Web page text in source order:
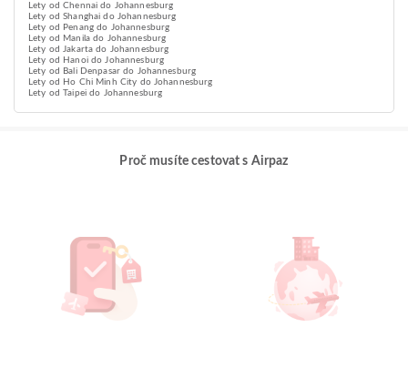
Lety od Chennai do Johannesburg
Lety od Shanghai do Johannesburg
Lety od Penang do Johannesburg
Lety od Manila do Johannesburg
Lety od Jakarta do Johannesburg
Lety od Hanoi do Johannesburg
Lety od Bali Denpasar do Johannesburg
Lety od Ho Chi Minh City do Johannesburg
Lety od Taipei do Johannesburg
Proč musíte cestovat s Airpaz